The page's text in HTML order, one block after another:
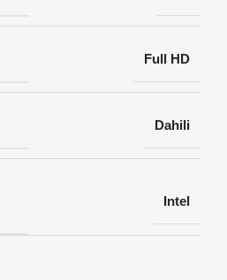
Full HD
Dahili
Intel